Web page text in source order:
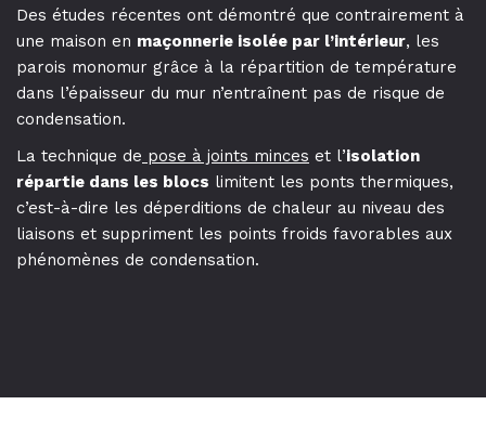
Des études récentes ont démontré que contrairement à
une maison en maçonnerie isolée par l’intérieur, les
parois monomur grâce à la répartition de température
dans l’épaisseur du mur n’entraînent pas de risque de
condensation.
La technique de pose à joints minces et l’isolation
répartie dans les blocs limitent les ponts thermiques,
c’est-à-dire les déperditions de chaleur au niveau des
liaisons et suppriment les points froids favorables aux
phénomènes de condensation.